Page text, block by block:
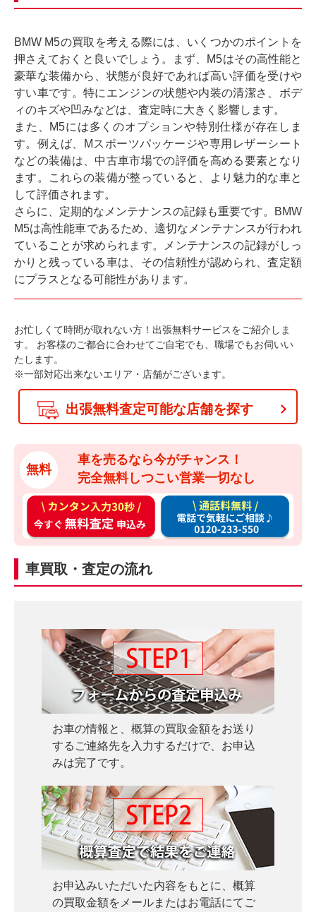
BMW M5の買取を考える際には、いくつかのポイントを
押さえておくと良いでしょう。まず、M5はその高性能と
豪華な装備から、状態が良好であれば高い評価を受けや
すい車です。特にエンジンの状態や内装の清潔さ、ボデ
ィのキズや凹みなどは、査定時に大きく影響します。
また、M5には多くのオプションや特別仕様が存在しま
す。例えば、Mスポーツパッケージや専用レザーシート
などの装備は、中古車市場での評価を高める要素となり
ます。これらの装備が整っていると、より魅力的な車と
して評価されます。
さらに、定期的なメンテナンスの記録も重要です。BMW
M5は高性能車であるため、適切なメンテナンスが行われ
ていることが求められます。メンテナンスの記録がしっ
かりと残っている車は、その信頼性が認められ、査定額
にプラスとなる可能性があります。
お忙しくて時間が取れない方！出張無料サービスをご紹介しま
す。
お客様のご都合に合わせてご自宅でも、職場でもお伺いい
たします。
※一部対応出来ないエリア・店舗がございます。
出張無料査定可能な店舗を探す
無料
車を売るなら今がチャンス！
完全無料しつこい営業一切なし
カ
ン
タ
ン
入
通
料
話
で
気
軽
に
ご
相
車買取・査定の流れ
お車の情報と、概算の買取金額をお送り
するご連絡先を入力するだけで、お申込
みは完了です。
お申込みいただいた内容をもとに、概算
の買取金額をメールまたはお電話にてご